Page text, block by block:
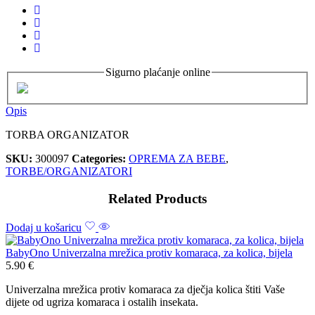
Sigurno plaćanje online
Opis
TORBA ORGANIZATOR
SKU: 300097 Categories: OPREMA ZA BEBE,
TORBE/ORGANIZATORI
Related Products
Dodaj u košaricu
BabyOno Univerzalna mrežica protiv komaraca, za kolica, bijela
5.90 €
Univerzalna mrežica protiv komaraca za dječja kolica štiti Vaše
dijete od ugriza komaraca i ostalih insekata.